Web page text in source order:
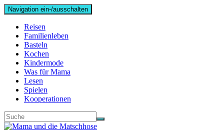
Navigation ein-/ausschalten
Reisen
Familienleben
Basteln
Kochen
Kindermode
Was für Mama
Lesen
Spielen
Kooperationen